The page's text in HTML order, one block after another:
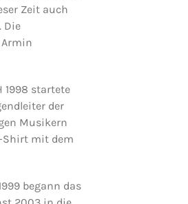
Zeit auch
Die
startete
der
Musikern
Shirt mit dem
begann das